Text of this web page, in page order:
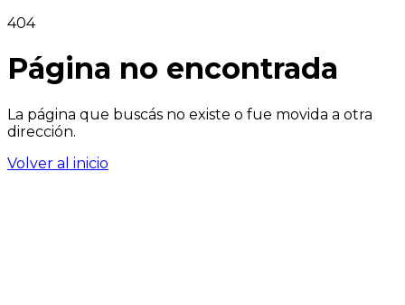
404
Página no encontrada
La página que buscás no existe o fue movida a otra
dirección.
Volver al inicio